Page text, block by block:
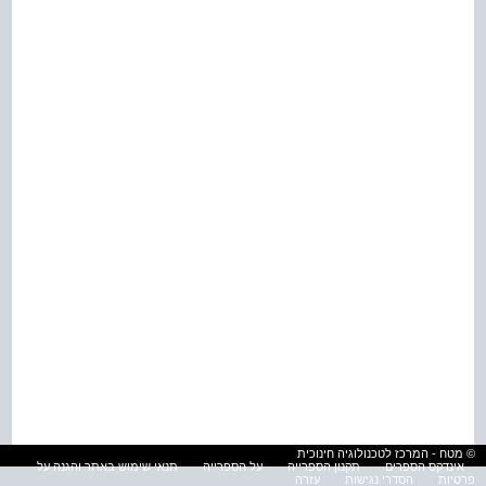
© מטח - המרכז לטכנולוגיה חינוכית
אינדקס הספרים
תקנון הספרייה על הספרייה
תנאי שימוש באתר והגנה על
פרטיות
הסדרי נגישות עזרה